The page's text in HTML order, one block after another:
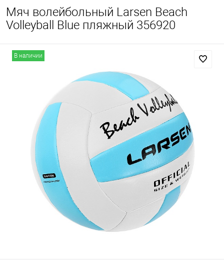
Мяч волейбольный Larsen Beach
Volleyball Blue пляжный 356920
В наличии